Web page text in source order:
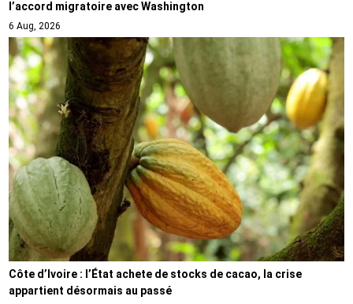
l’accord migratoire avec Washington
6 Aug, 2026
Côte d’Ivoire : l’État achete de stocks de cacao, la crise
appartient désormais au passé